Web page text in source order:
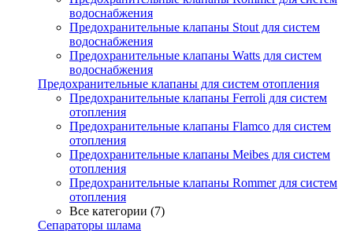
водоснабжения
Предохранительные клапаны Stout для систем
водоснабжения
Предохранительные клапаны Watts для систем
водоснабжения
Предохранительные клапаны для систем отопления
Предохранительные клапаны Ferroli для систем
отопления
Предохранительные клапаны Flamco для систем
отопления
Предохранительные клапаны Meibes для систем
отопления
Предохранительные клапаны Rommer для систем
отопления
Все категории (7)
Сепараторы шлама